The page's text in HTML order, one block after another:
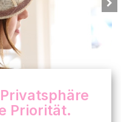
Priorität.